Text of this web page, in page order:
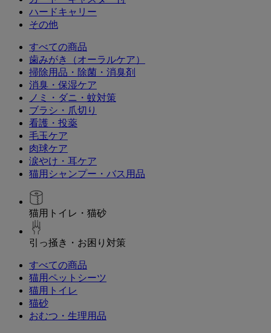
ハードキャリー
その他
すべての商品
歯みがき（オーラルケア）
掃除用品・除菌・消臭剤
消臭・保湿ケア
ノミ・ダニ・蚊対策
ブラシ・爪切り
看護・投薬
毛玉ケア
肉球ケア
涙やけ・耳ケア
猫用シャンプー・バス用品
猫用トイレ・猫砂
引っ掻き・お困り対策
すべての商品
猫用ペットシーツ
猫用トイレ
猫砂
おむつ・生理用品